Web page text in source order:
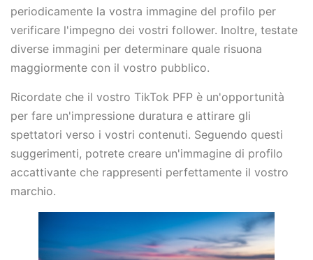
periodicamente la vostra immagine del profilo per
verificare l'impegno dei vostri follower. Inoltre, testate
diverse immagini per determinare quale risuona
maggiormente con il vostro pubblico.
Ricordate che il vostro TikTok PFP è un'opportunità
per fare un'impressione duratura e attirare gli
spettatori verso i vostri contenuti. Seguendo questi
suggerimenti, potrete creare un'immagine di profilo
accattivante che rappresenti perfettamente il vostro
marchio.